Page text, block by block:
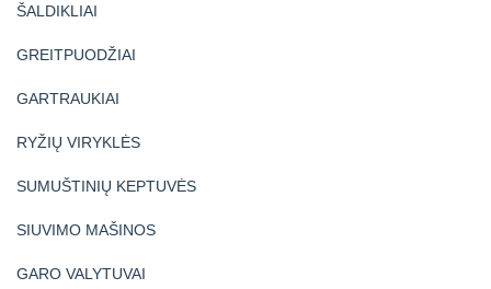
ŠALDIKLIAI
GREITPUODŽIAI
GARTRAUKIAI
RYŽIŲ VIRYKLĖS
SUMUŠTINIŲ KEPTUVĖS
SIUVIMO MAŠINOS
GARO VALYTUVAI